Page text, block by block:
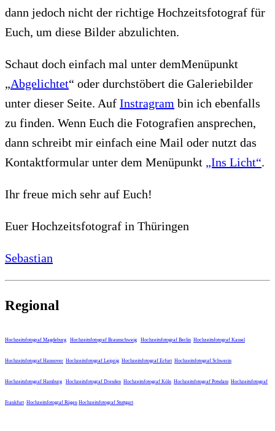
dann jedoch nicht der richtige Hochzeitsfotograf für
Euch, um diese Bilder abzulichten.
Schaut doch einfach mal unter demMenüpunkt
„Abgelichtet“ oder durchstöbert die Galeriebilder
unter dieser Seite. Auf Instragram bin ich ebenfalls
zu finden. Wenn Euch die Fotografien ansprechen,
dann schreibt mir einfach eine Mail oder nutzt das
Kontaktformular unter dem Menüpunkt „Ins Licht“.
Ihr freue mich sehr auf Euch!
Euer Hochzeitsfotograf in Thüringen
Sebastian
Regional
Hochzeitsfotograf Magdeburg Hochzeitsfotograf Braunschweig Hochzeitsfotograf Berlin Hochzeitsfotograf Kassel
Hochzeitsfotograf Hannover Hochzeitsfotograf Leipzig Hochzeitsfotograf Erfurt Hochzeitsfotograf Schwerin
Hochzeitsfotograf Hamburg Hochzeitsfotograf Dresden Hochzeitsfotograf Köln Hochzeitsfotograf Potsdam Hochzeitsfotograf
Frankfurt Hochzeitsfotograf Rügen Hochzeitsfotograf Stuttgart